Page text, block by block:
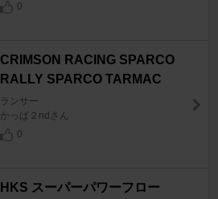
0
CRIMSON RACING SPARCO
RALLY SPARCO TARMAC
ランサー
かっぱ２ndさん
0
HKS スーパーパワーフロー